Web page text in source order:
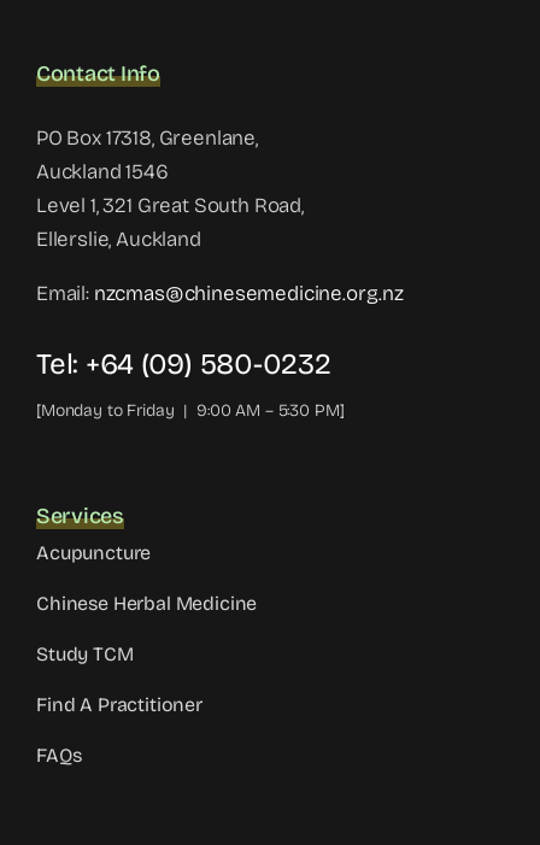
Contact Info
PO Box 17318, Greenlane,
Auckland 1546
Level 1, 321 Great South Road,
Ellerslie, Auckland
Email: nzcmas@chinesemedicine.org.nz
Tel: +64 (09) 580-0232
[Monday to Friday | 9:00 AM – 5:30 PM]
Services
Acupuncture
Chinese Herbal Medicine
Study TCM
Find A Practitioner
FAQs